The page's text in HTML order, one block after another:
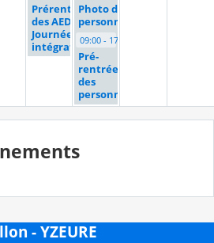
Prérentrée
des AED -
Journée
intégration
Photo des
personnels
09:00 - 17:00
Pré-
rentrée
des
personnels
- YZEURE